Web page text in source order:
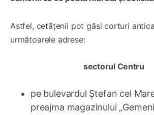
Astfel, cetățenii pot găsi corturi
următoarele adrese:
sectorul Centru
pe bulevardul Ștefan cel
preajma magazinului